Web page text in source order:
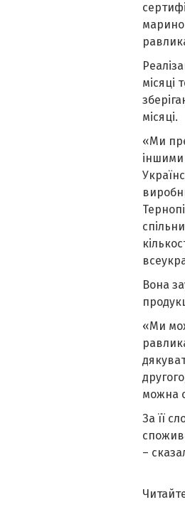
місяці
місяці.
«Ми
іншими
Вона
«Ми
можна
За її
–